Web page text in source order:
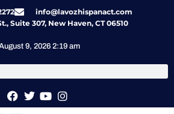
info@lavozhispanact.com
Suite 307, New Haven, CT 06510
9, 2026 2:19 am